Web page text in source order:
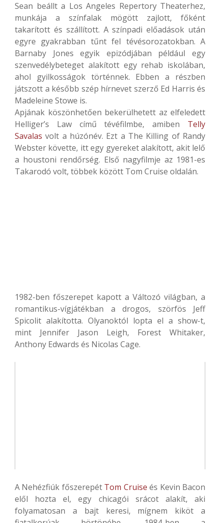
Sean beállt a Los Angeles Repertory Theaterhez,
munkája a színfalak mögött zajlott, főként
takarított és szállított. A színpadi előadások után
egyre gyakrabban tűnt fel tévésorozatokban. A
Barnaby Jones egyik epizódjában például egy
szenvedélybeteget alakított egy rehab iskolában,
ahol gyilkosságok történnek. Ebben a részben
játszott a később szép hírnevet szerző Ed Harris és
Madeleine Stowe is.
Apjának köszönhetően bekerülhetett az elfeledett
Helliger’s Law című tévéfilmbe, amiben Telly
Savalas volt a húzónév. Ezt a The Killing of Randy
Webster követte, itt egy gyereket alakított, akit lelő
a houstoni rendőrség. Első nagyfilmje az 1981-es
Takarodó volt, többek között Tom Cruise oldalán.
1982-ben főszerepet kapott a Változó világban, a
romantikus-vígjátékban a drogos, szörfös Jeff
Spicolit alakította. Olyanoktól lopta el a show-t,
mint Jennifer Jason Leigh, Forest Whitaker,
Anthony Edwards és Nicolas Cage.
A Nehézfiúk főszerepét Tom Cruise és Kevin Bacon
elől hozta el, egy chicagói srácot alakít, aki
folyamatosan a bajt keresi, mígnem kiköt a